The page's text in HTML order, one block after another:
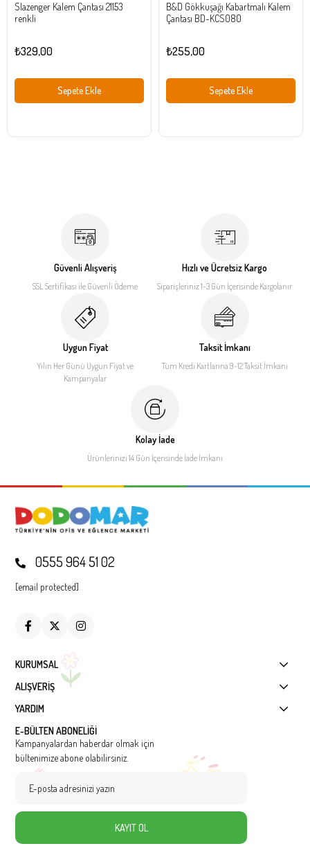
Slazenger Kalem Çantası 21153
renkli
₺329,00
Sepete Ekle
B&D Gökkuşağı Kabartmalı Kalem
Çantası BD-KCS080
₺255,00
Sepete Ekle
Güvenli Alışveriş
SSL Sertifikası ile Güvenli Ödeme
Hızlı ve Ücretsiz Kargo
Siparişleriniz 1-3 Gün İçerisinde Kargolanır
Uygun Fiyat
Yılın Her Günü Uygun Fiyatve
Kampanyalar
Taksit İmkanı
Tüm Kredi Kartlarına 9-12Taksit İmkanı
Kolay İade
Ürünlerinizi 14 Gün İçerisinde İade İmkanı
0555 964 51 02
[email protected]
KURUMSAL
ALIŞVERİŞ
YARDIM
E-BÜLTEN ABONELİĞİ
Kampanyalardan haberdar olmak için
bültenimize abone olabilirsiniz.
KAYIT OL